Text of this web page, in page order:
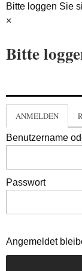
Bitte loggen Sie
×
Bitte
ANMELDEN
Benutzername
Passwort
Angemeldet